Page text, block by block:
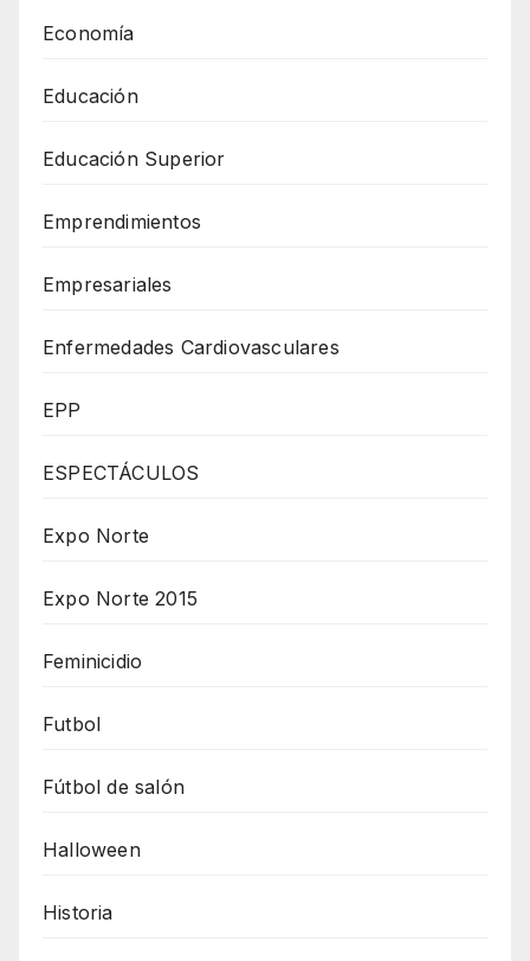
Economía
Educación
Educación Superior
Emprendimientos
Empresariales
Enfermedades Cardiovasculares
EPP
ESPECTÁCULOS
Expo Norte
Expo Norte 2015
Feminicidio
Futbol
Fútbol de salón
Halloween
Historia